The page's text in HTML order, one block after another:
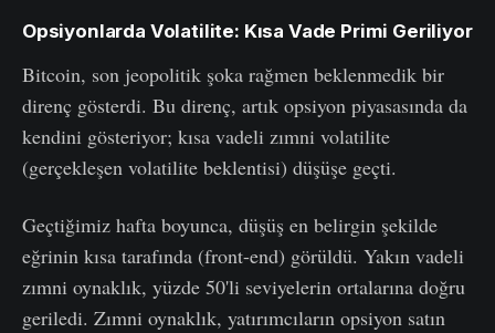
Opsiyonlarda Volatilite: Kısa Vade Primi Geriliyor
Bitcoin, son jeopolitik şoka rağmen beklenmedik bir
direnç gösterdi. Bu direnç, artık opsiyon piyasasında da
kendini gösteriyor; kısa vadeli zımni volatilite
(gerçekleşen volatilite beklentisi) düşüşe geçti.
Geçtiğimiz hafta boyunca, düşüş en belirgin şekilde
eğrinin kısa tarafında (front-end) görüldü. Yakın vadeli
zımni oynaklık, yüzde 50'li seviyelerin ortalarına doğru
geriledi. Zımni oynaklık, yatırımcıların opsiyon satın